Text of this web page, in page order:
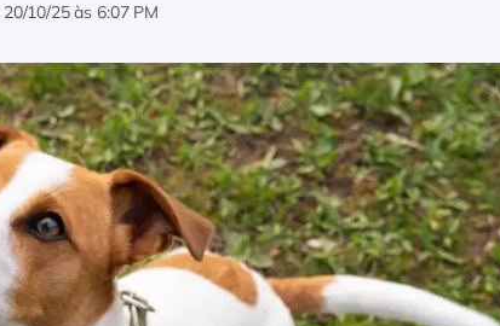
20/10/25 às 6:07 PM